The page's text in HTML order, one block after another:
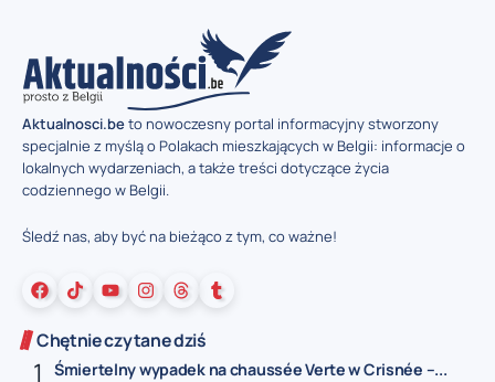
Aktualnosci.beto nowoczesny portal informacyjny stworzony
specjalnie z myślą o Polakach mieszkających w Belgii: informacje o
lokalnych wydarzeniach, a także treści dotyczące życia
codziennego w Belgii.
Śledź nas, aby być na bieżąco z tym, co ważne!
Chętnie czytane dziś
Śmiertelny wypadek na chaussée Verte w Crisnée –...